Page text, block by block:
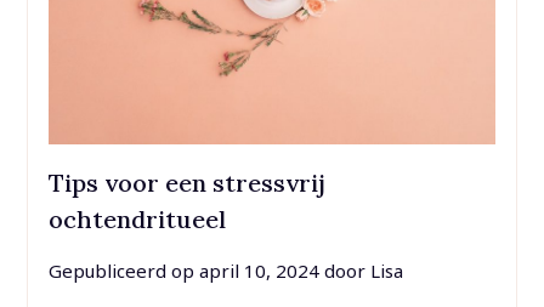
Tips voor een stressvrij
ochtendritueel
Gepubliceerd op april 10, 2024door Lisa